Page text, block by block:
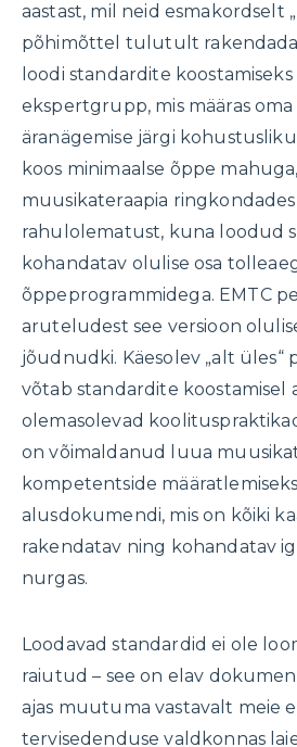
aastast, mil neid esmakordselt
põhimõttel tulutult rakendada
loodi standardite koostamiseks
ekspertgrupp, mis määras
äranägemise järgi
koos minimaalse õppe
muusikateraapia
rahulolematust, kuna loodud
kohandatav olulise osa
õppeprogrammidega. EMTC
aruteludest see versioon
jõudnudki. Käesolev „alt üles“
võtab standardite koostamisel
olemasolevad
on võimaldanud luua
kompetentside
alusdokumendi, mis on kõiki
rakendatav ning kohandatav
nurgas.
Loodavad standardid ei ole
raiutud – see on elav
ajas muutuma vastavalt meie
tervisedenduse valdkonnas